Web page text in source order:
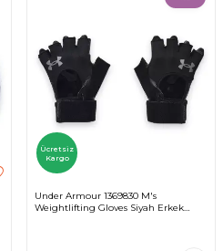
Ücretsiz
Kargo
Under Armour 1369830 M's
Weightlifting Gloves Siyah Erkek